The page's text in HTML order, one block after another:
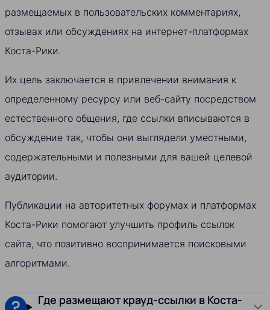
размещаемых в пользовательских комментариях,
отзывах или обсуждениях на интернет-платформах
Коста-Рики.
Их цель заключается в привлечении внимания к
определенному ресурсу или веб-сайту посредством
естественного общения, где ссылки вписываются в
обсуждение так, чтобы они выглядели уместными,
содержательными и полезными для вашей целевой
аудитории.
Публикации на авторитетных форумах и платформах
Коста-Рики помогают улучшить профиль ссылок
сайта, что позитивно воспринимается поисковыми
алгоритмами.
Где размещают крауд-ссылки в Коста-